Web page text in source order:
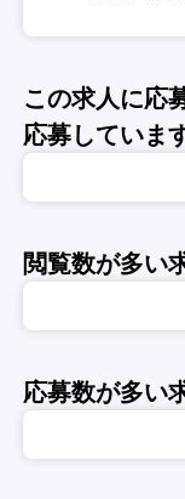
この求人に応
応募していま
閲覧数が多い
応募数が多い